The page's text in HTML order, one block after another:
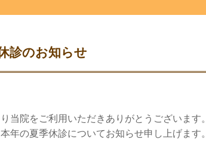
診のお知らせ
当院をご利用いただきありがとうございます。
年の夏季休診についてお知らせ申し上げます。